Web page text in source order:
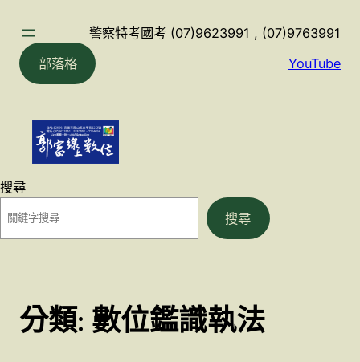
警察特考國考 (07)9623991 , (07)9763991
部落格
YouTube
搜尋
搜尋
分類: 數位鑑識執法